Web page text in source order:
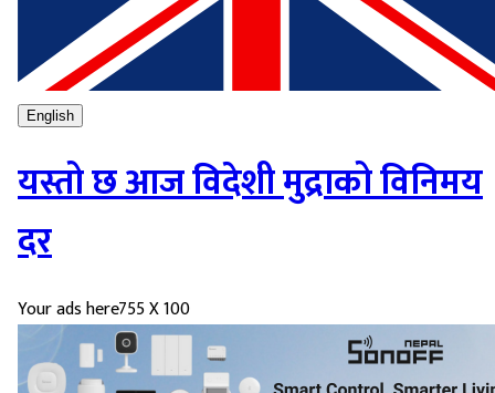
English
यस्तो छ आज विदेशी मुद्राको विनिमय
दर
Your ads here755 X 100